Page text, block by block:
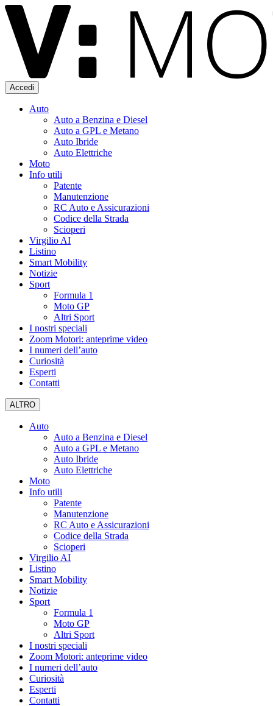
Accedi
Auto
Auto a Benzina e Diesel
Auto a GPL e Metano
Auto Ibride
Auto Elettriche
Moto
Info utili
Patente
Manutenzione
RC Auto e Assicurazioni
Codice della Strada
Scioperi
Virgilio AI
Listino
Smart Mobility
Notizie
Sport
Formula 1
Moto GP
Altri Sport
I nostri speciali
Zoom Motori: anteprime video
I numeri dell’auto
Curiosità
Esperti
Contatti
ALTRO
Auto
Auto a Benzina e Diesel
Auto a GPL e Metano
Auto Ibride
Auto Elettriche
Moto
Info utili
Patente
Manutenzione
RC Auto e Assicurazioni
Codice della Strada
Scioperi
Virgilio AI
Listino
Smart Mobility
Notizie
Sport
Formula 1
Moto GP
Altri Sport
I nostri speciali
Zoom Motori: anteprime video
I numeri dell’auto
Curiosità
Esperti
Contatti